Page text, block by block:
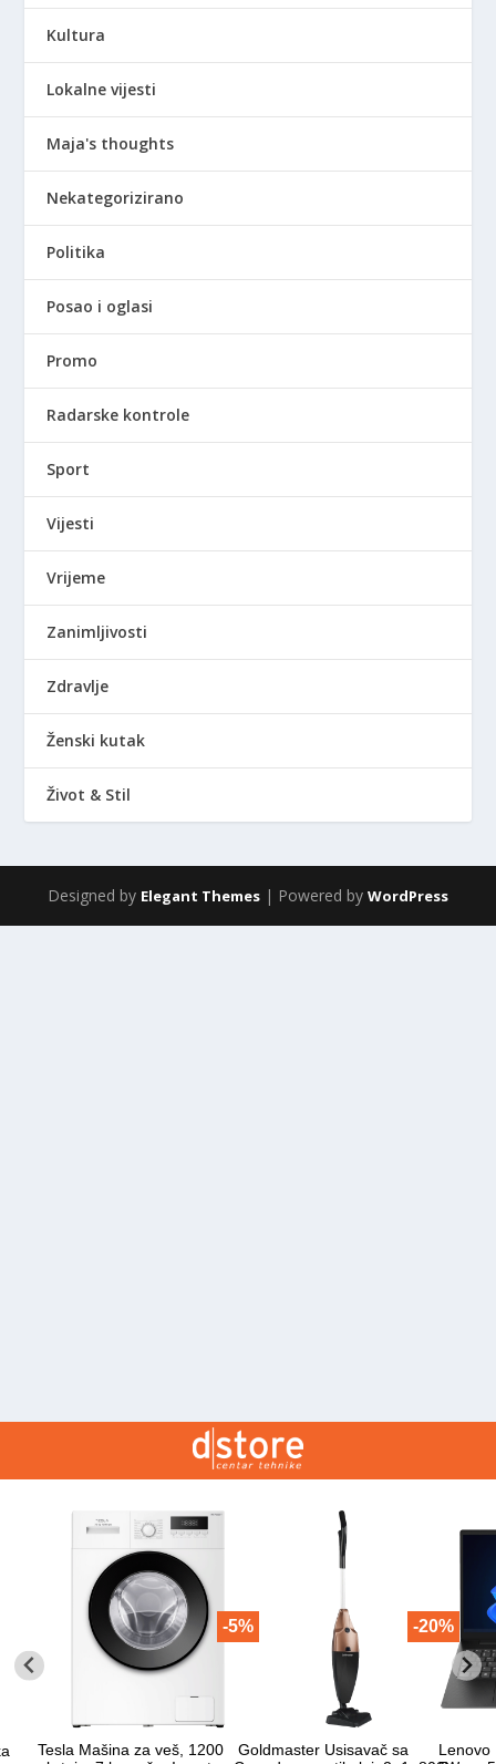
Kultura
Lokalne vijesti
Maja's thoughts
Nekategorizirano
Politika
Posao i oglasi
Promo
Radarske kontrole
Sport
Vijesti
Vrijeme
Zanimljivosti
Zdravlje
Ženski kutak
Život & Stil
Designed by Elegant Themes | Powered by WordPress